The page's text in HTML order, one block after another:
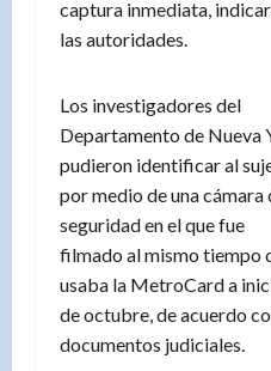
captura inmediata,
las autoridades.
Los investigadores del
Departamento de Nueva
pudieron identificar al
por medio de una cámara
seguridad en el que fue
filmado al mismo tiempo
usaba la MetroCard a
de octubre, de acuerdo
documentos judiciales.